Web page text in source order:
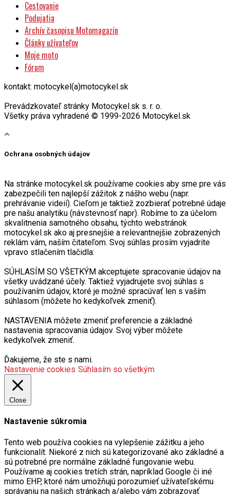
Cestovanie
Podujatia
Archív časopisu Motomagazín
Články užívateľov
Moje moto
Fórum
kontakt: motocykel(a)motocykel.sk
Prevádzkovateľ stránky Motocykel.sk s. r. o.
Všetky práva vyhradené © 1999-2026 Motocykel.sk
Ochrana osobných údajov
Na stránke motocykel.sk používame cookies aby sme pre vás
zabezpečili ten najlepší zážitok z nášho webu (napr.
prehrávanie videií). Cieľom je taktiež zozbierať potrebné údaje
pre našu analytiku (návstevnosť napr). Robíme to za účelom
skvalitnenia samotného obsahu, týchto webstránok
motocykel.sk ako aj presnejšie a relevantnejšie zobrazených
reklám vám, naším čitateľom. Svoj súhlas prosím vyjadrite
vpravo stlačením tlačidla:
SÚHLASÍM SO VŠETKÝM akceptujete spracovanie údajov na
všetky uvádzané účely. Taktiež vyjadrujete svoj súhlas s
používaním údajov, ktoré je možné spracúvať len s vaším
súhlasom (môžete ho kedykoľvek zmeniť).
NASTAVENIA môžete zmeniť preferencie a základné
nastavenia spracovania údajov. Svoj výber môžete
kedykoľvek zmeniť.
Ďakujeme, že ste s nami.
Nastavenie cookies Súhlasím so všetkým
Close
Nastavenie súkromia
Tento web používa cookies na vylepšenie zážitku a jeho
funkcionalít. Niekoré z nich sú kategorizované ako základné a
sú potrebné pre normálne základné fungovanie webu.
Používame aj cookies tretích strán, napríklad Google či iné
mimo EHP, ktoré nám umožňujú porozumieť užívateľskému
správaniu na našich stránkach a/alebo vám zobrazovať